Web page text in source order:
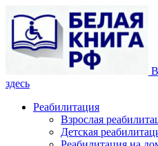
здесь
Реабилитация
Взрослая
Детская